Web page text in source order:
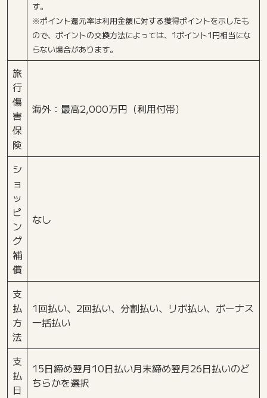
す。
※ポイント還元率は利用金額に対する獲得ポイントを示したも
ので、ポイントの交換方法によっては、1ポイント1円相当にな
らない場合があります。
旅
行
傷
害
保
険
海外：最高2,000万円（利用付帯）
シ
ョ
ッ
ピ
ン
グ
補
償
なし
支
払
方
法
1回払い、2回払い、分割払い、リボ払い、ボーナス
一括払い
支
払
日
15日締め翌月10日払い月末締め翌月26日払いのど
ちらかを選択